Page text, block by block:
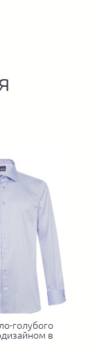
голубого
в